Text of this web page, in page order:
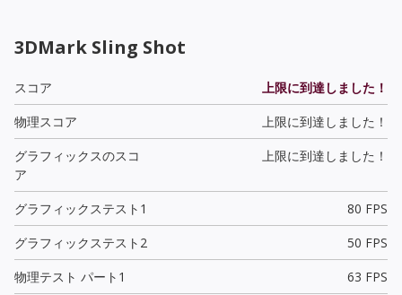
3DMark Sling Shot
スコア
上限に到達しました！
物理スコア
上限に到達しました！
グラフィックスのスコ
ア
上限に到達しました！
グラフィックステスト1
80 FPS
グラフィックステスト2
50 FPS
物理テスト パート1
63 FPS